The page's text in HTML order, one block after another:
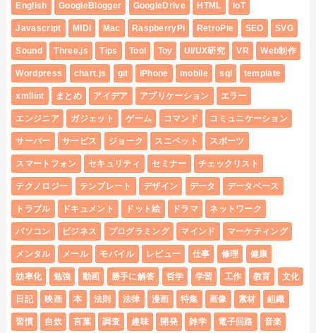
English GoogleBlogger GoogleDrive HTML IoT
Javascript MIDI Mac RaspberryPi RetroPie SEO SVG
Sound Three.js Tips Tool Toy UI/UX研究 VR Web制作
Wordpress chart.js git iPhone mobile sql template
xmllint まとめ アイデア アプリケーション エラー
エンジニア ガジェット ゲーム コマンド コミュニケーション
サーバー サービス ジョーク スニペット スポーツ
スマートフォン セキュリティ セミナー チェックリスト
テクノロジー テンプレート デザイン データ データベース
トラブル ドキュメント ドット絵 ドラマ ネットワーク
パソコン ビジネス プログラミング マインド マーケティング
メンタル メール モバイル レビュー 仕事 修理 健康
効率化 勉強 動画 勝手に解答 哲学 学習 工作 教育 文化
日記 映画 本 法則 法律 漫画 特集 画像 素材 組織
習慣 自炊 言葉 調査 趣味 開発 雑学 電子回路 音楽